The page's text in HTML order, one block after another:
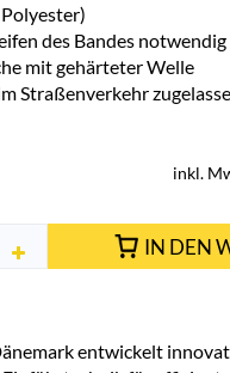
des Bandes notwendig
mit gehärteter Welle
Straßenverkehr
inkl.
IN DEN
entwickelt